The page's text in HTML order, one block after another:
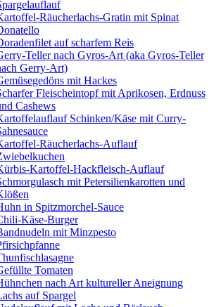
Räucherlachs-Gratin mit Spinat
auf scharfem Reis
Teller nach Gyros-Art (aka Gyros-Teller
Gerry-Art)
mit Hackes
Fleischeintopf mit Aprikosen, Erdnuss
Cashews
Schinken/Käse mit Curry-
Räucherlachs-Auflauf
Kartoffel-Hackfleisch-Auflauf
mit Petersilienkarotten und
in Spitzmorchel-Sauce
Käse-Burger
mit Minzpesto
Tomaten
nach Art kultureller Aneignung
auf Spargel